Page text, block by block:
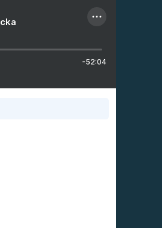
-52:04